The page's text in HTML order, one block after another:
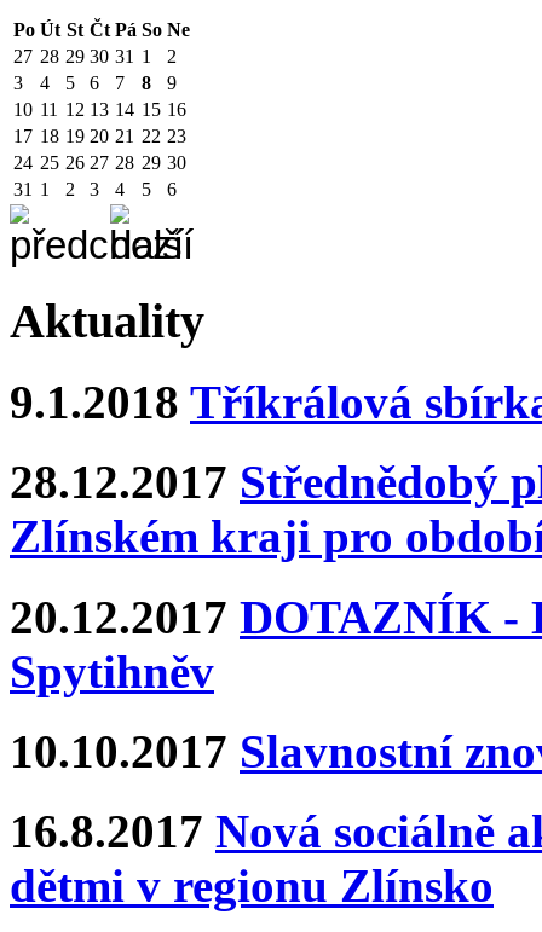
Po Út St Čt Pá So Ne
27 28 29 30 31 1
2
3
4 5 6 7 8
9
10 11 12 13 14 15 16
17 18 19 20 21 22 23
24 25 26 27 28 29 30
31 1 2 3 4 5 6
Aktuality
9.1.2018 Tříkrálová
28.12.2017 Střednědobý
Zlínském kraji pro
20.12.2017 DOTAZNÍK -
Spytihněv
10.10.2017 Slavnostní
16.8.2017 Nová sociálně
dětmi v regionu Zlínsko